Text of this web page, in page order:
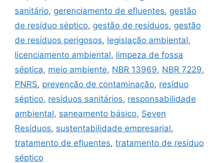
sanitário, gerenciamento de efluentes, gestão
de resíduo séptico, gestão de resíduos, gestão
de resíduos perigosos, legislação ambiental,
licenciamento ambiental, limpeza de fossa
séptica, meio ambiente, NBR 13969, NBR 7229,
PNRS, prevenção de contaminação, resíduo
séptico, resíduos sanitários, responsabilidade
ambiental, saneamento básico, Seven
Resíduos, sustentabilidade empresarial,
tratamento de efluentes, tratamento de resíduo
séptico